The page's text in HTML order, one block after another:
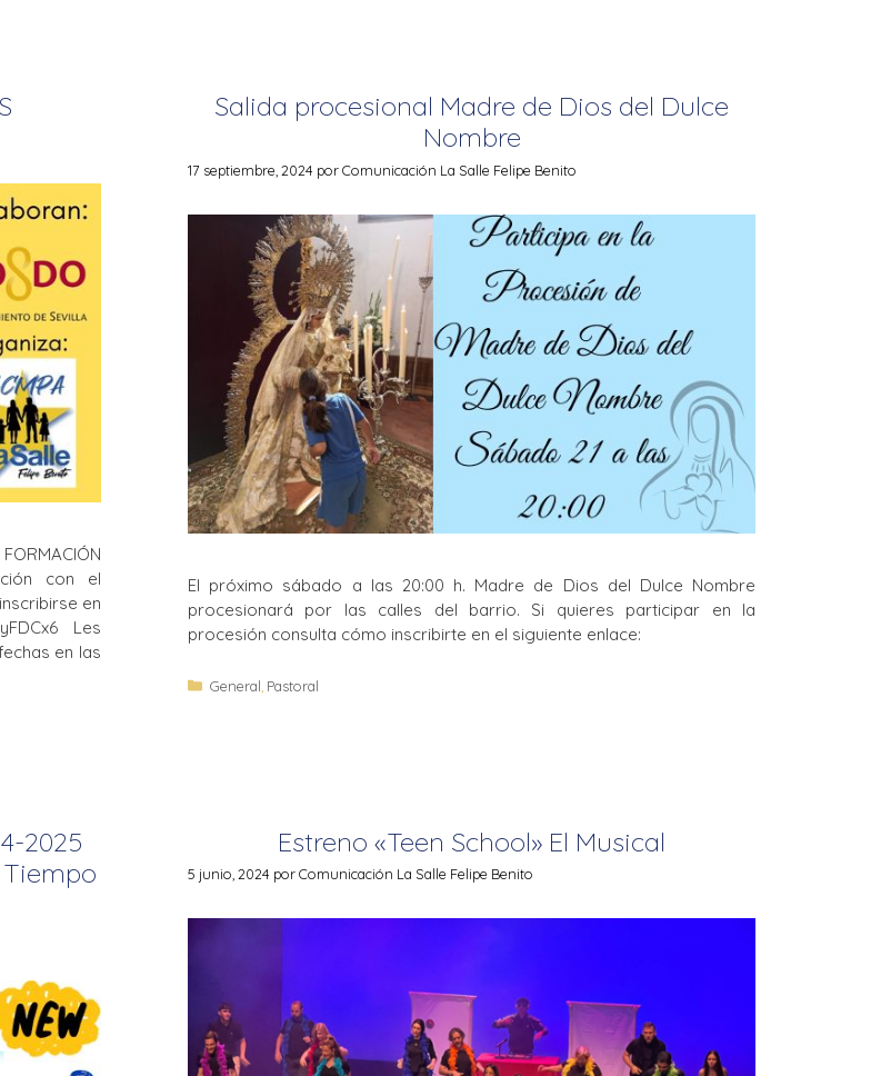
con el
en
Les
en las
Salida procesional Madre de Dios del Dulce
Nombre
17 septiembre, 2024 porComunicación La Salle Felipe Benito
El próximo sábado a las 20:00 h. Madre de Dios del Dulce Nombre
procesionará por las calles del barrio. Si quieres participar en la
procesión consulta cómo inscribirte en el siguiente enlace:
General Pastoral
2025
Estreno «Teen School» El Musical
5 junio, 2024 porComunicación La Salle Felipe Benito